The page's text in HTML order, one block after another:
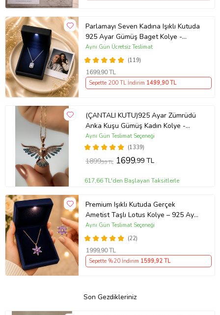
Parlamayı Seven Kadına Işıklı Kutuda
925 Ayar Gümüş Baget Kolye -
Kişiye Özel Fotoğraf Hediye
(119)
Aynı Gün Ücretsiz Teslimat
1699,90 TL
Sepette 200 TL İndirim 1499,90 TL
(ÇANTALI KUTU)925 Ayar Zümrüdü
Anka Kuşu Gümüş Kadın Kolye -
MAVİ
(1339)
Aynı Gün Teslimat Seçeneği
1899,99 TL 1699,99 TL
617,66 TL'den Başlayan Taksitlerle
Premium Işıklı Kutuda Gerçek
Ametist Taşlı Lotus Kolye – 925 Ayar
Gümüş Kadın Kolye
(22)
Aynı Gün Teslimat Seçeneği
1999,90 TL
Sepette %20 İndirim 1599,92 TL
Son Gezdikleriniz